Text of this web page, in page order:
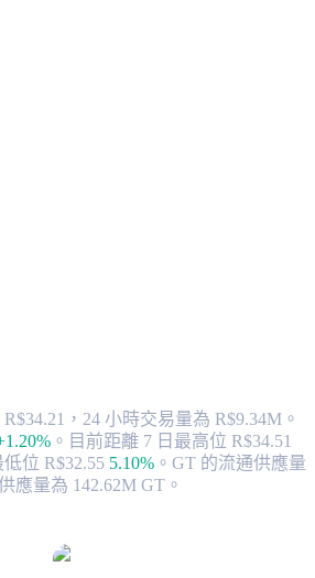
，24 小時交易量為 R$9.34M。
。 目前距離 7 日最高位 R$34.51
位 R$32.55 5.10% 。 GT 的流通供應量
應量為 142.62M GT。